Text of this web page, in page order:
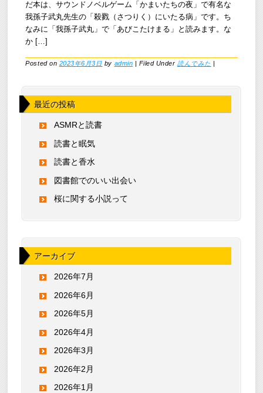
だ本は、サウンドノベルゲーム「かまいたちの夜」で有名な
我孫子武丸先生の「殺戮（さつりく）にいたる病」です。ち
なみに「我孫子武丸」で「あびこたけまる」と読みます。な
か […]
Posted on 2023年6月3日 by admin | Filed Under読んでみた |
最近の投稿
ASMRと読書
読書と眠気
読書と香水
図書館でのいい出会い
桜に関する小説って
アーカイブ
2026年7月
2026年6月
2026年5月
2026年4月
2026年3月
2026年2月
2026年1月